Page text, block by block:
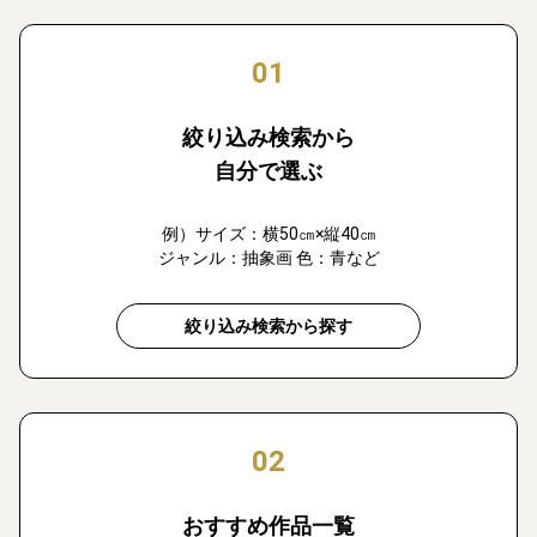
01
絞り込み検索から
自分で選ぶ
例）サイズ：横50㎝×縦40㎝
ジャンル：抽象画 色：青など
絞り込み検索から探す
02
おすすめ作品一覧